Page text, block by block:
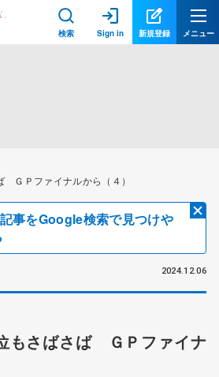
検索 Sign in 新規登録 メニュー
ＧＰファイナルから（４）
事をGoogle検索で見つけや
2024.12.06
もさばさば ＧＰファイナ